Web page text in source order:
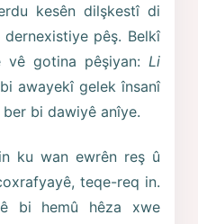
kesên dilşkestî di
pêş. Belkî
gotina pêşiyan: Li
awayekî gelek însanî
bi dawiyê anîye.
ku wan ewrên reş û
teqe-req in.
bi hemû hêza xwe